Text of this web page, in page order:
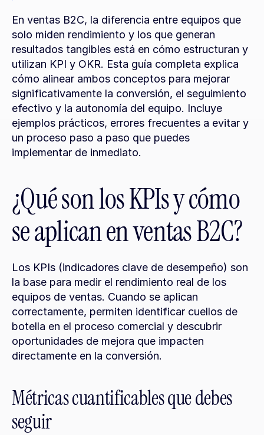
En ventas B2C, la diferencia entre equipos que
solo miden rendimiento y los que generan
resultados tangibles está en cómo estructuran y
utilizan KPI y OKR. Esta guía completa explica
cómo alinear ambos conceptos para mejorar
significativamente la conversión, el seguimiento
efectivo y la autonomía del equipo. Incluye
ejemplos prácticos, errores frecuentes a evitar y
un proceso paso a paso que puedes
implementar de inmediato.
¿Qué son los KPIs y cómo
se aplican en ventas B2C?
Los KPIs (indicadores clave de desempeño) son
la base para medir el rendimiento real de los
equipos de ventas. Cuando se aplican
correctamente, permiten identificar cuellos de
botella en el proceso comercial y descubrir
oportunidades de mejora que impacten
directamente en la conversión.
Métricas cuantificables que debes
seguir